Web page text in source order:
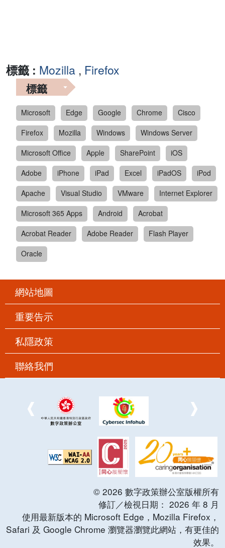
標籤 : Mozilla , Firefox
標籤
Microsoft Edge Google Chrome
Cisco
Firefox
Mozilla Windows
Windows Server
Microsoft Office
Apple SharePoint
iOS
Adobe
iPhone iPad Excel iPadOS
iPod
Apache
Visual Studio VMware
Internet Explorer
Microsoft 365 Apps
Android
Acrobat
Acrobat Reader
Adobe Reader
Flash Player
Oracle
網站地圖
重要告示
私隱政策
聯絡我們
© 2026 數字政策辦公室版權所有
修訂／檢視日期： 2026 年 8 月
使用最新版本的 Microsoft Edge，Mozilla Firefox，
Safari 及 Google Chrome 瀏覽器瀏覽此網站，有更佳的
效果。